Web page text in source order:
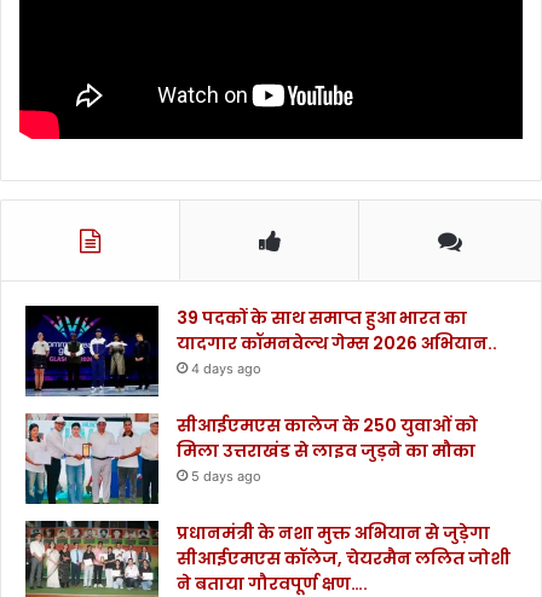
के
न
में
शा
मि
ल
हु
ए
39 पदकों के साथ समाप्त हुआ भारत का
यादगार कॉमनवेल्थ गेम्स 2026 अभियान..
4 days ago
सीआईएमएस कालेज के 250 युवाओं को
मिला उत्तराखंड से लाइव जुड़ने का मौका
5 days ago
प्रधानमंत्री के नशा मुक्त अभियान से जुड़ेगा
सीआईएमएस कॉलेज, चेयरमैन ललित जोशी
ने बताया गौरवपूर्ण क्षण….